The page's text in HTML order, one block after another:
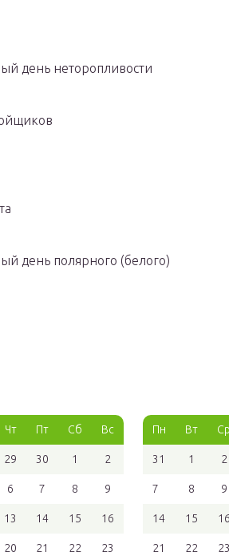
день неторопливости
день полярного (белого)
Чт Пт Сб Вс
29 30 1 2
6 7 8 9
13 14 15 16
20 21 22 23
Пн Вт
31 1 2
7 8 9
14 15
21 22